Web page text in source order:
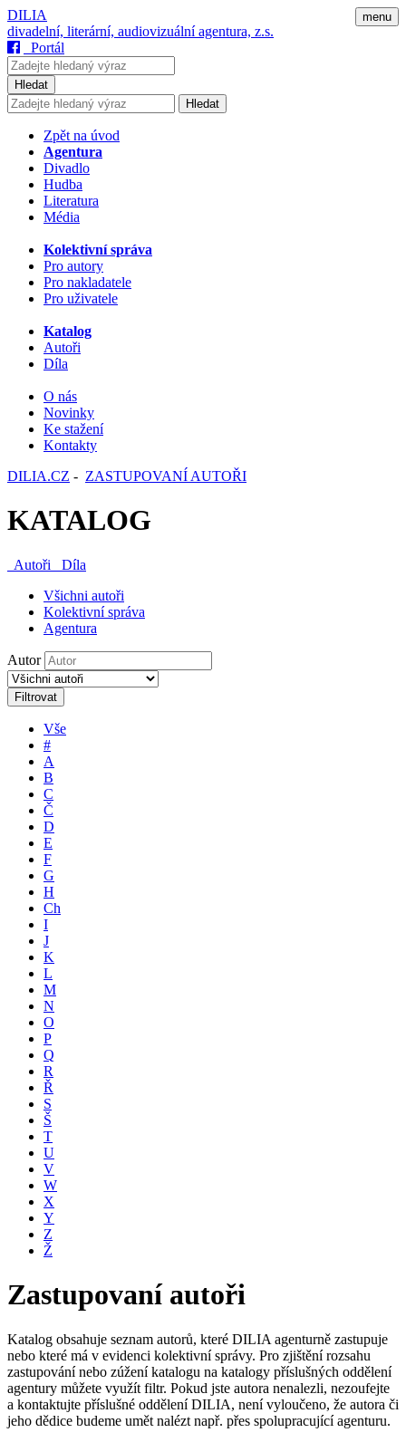
menu
DILIA
divadelní, literární, audiovizuální agentura, z.s.
Portál
Hledat
Hledat
Zpět na úvod
Agentura
Divadlo
Hudba
Literatura
Média
Kolektivní správa
Pro autory
Pro nakladatele
Pro uživatele
Katalog
Autoři
Díla
O nás
Novinky
Ke stažení
Kontakty
DILIA.CZ - ZASTUPOVANÍ AUTOŘI
KATALOG
Autoři
Díla
Všichni autoři
Kolektivní správa
Agentura
Autor
Filtrovat
Vše
#
A
B
C
Č
D
E
F
G
H
Ch
I
J
K
L
M
N
O
P
Q
R
Ř
S
Š
T
U
V
W
X
Y
Z
Ž
Zastupovaní autoři
Katalog obsahuje seznam autorů, které DILIA agenturně zastupuje
nebo které má v evidenci kolektivní správy. Pro zjištění rozsahu
zastupování nebo zúžení katalogu na katalogy příslušných oddělení
agentury můžete využít filtr. Pokud jste autora nenalezli, nezoufejte
a kontaktujte příslušné oddělení DILIA, není vyloučeno, že autora či
jeho dědice budeme umět nalézt např. přes spolupracující agenturu.